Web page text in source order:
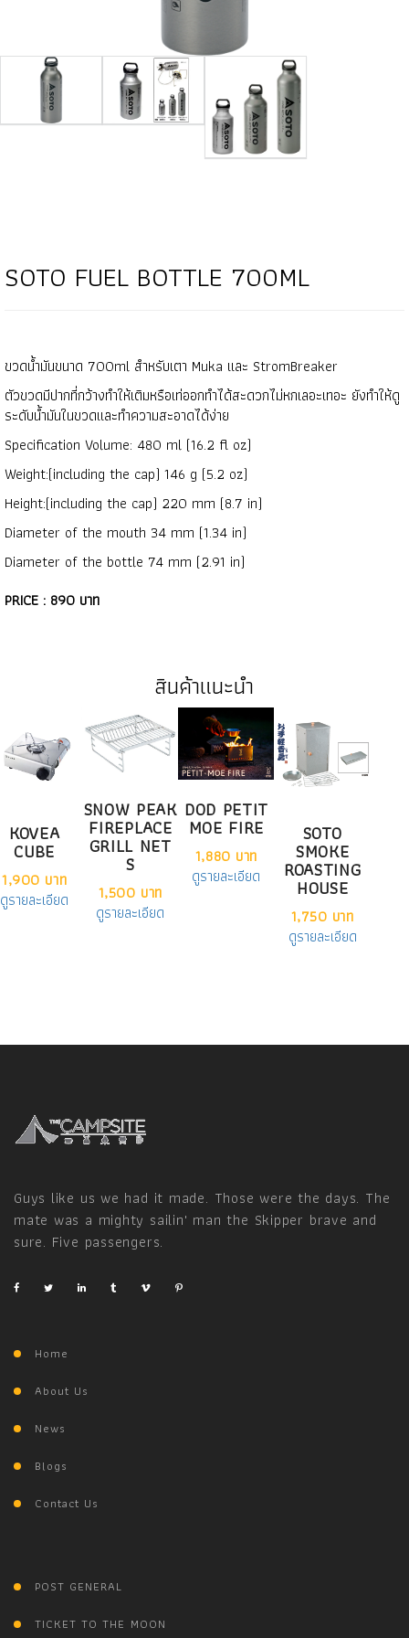
SOTO FUEL BOTTLE 700ML
ขวดน้ำมันขนาด 700ml สำหรับเตา Muka และ StromBreaker
ตัวขวดมีปากที่กว้างทำให้เติมหรือเท่ออกทำได้สะดวกไม่หกเลอะเทอะ ยังทำให้ดู
ระดับน้ำมันในขวดและทำความสะอาดได้ง่าย
Specification Volume: 480 ml (16.2 fl oz)
Weight:(including the cap) 146 g (5.2 oz)
Height:(including the cap) 220 mm (8.7 in)
Diameter of the mouth 34 mm (1.34 in)
Diameter of the bottle 74 mm (2.91 in)
PRICE : 890 บาท
สินค้าแนะนำ
KOVEA
CUBE
1,900 บาท
ดูรายละเอียด
SNOW PEAK
FIREPLACE
GRILL NET
S
1,500 บาท
ดูรายละเอียด
DOD PETIT
MOE FIRE
1,880 บาท
ดูรายละเอียด
SOTO
SMOKE
ROASTING
HOUSE
1,750 บาท
ดูรายละเอียด
Guys like us we had it made. Those were the days. The
mate was a mighty sailin' man the Skipper brave and
sure. Five passengers.
Home
About Us
News
Blogs
Contact Us
POST GENERAL
TICKET TO THE MOON